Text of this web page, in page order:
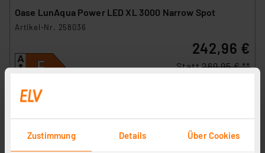
Zustimmung Details Über Cookies
Oase LunAqua Power LED XL 3000 Narrow Spot
Artikel-Nr. 258036
Produktdatenblatt
242,96 €
Statt269,95 € **